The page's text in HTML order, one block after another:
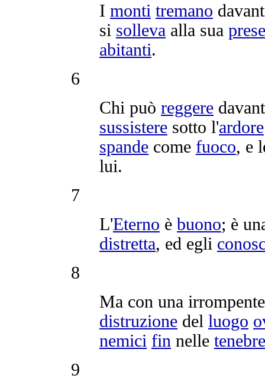
I monti tremano
si solleva alla sua
abitanti.
6
Chi può reggere
sussistere sotto l'ardore
spande come fuoco, e
lui.
7
L'Eterno è buono; è
distretta, ed egli
8
Ma con una irrompente
distruzione del luogo
nemici fin nelle tenebre
9